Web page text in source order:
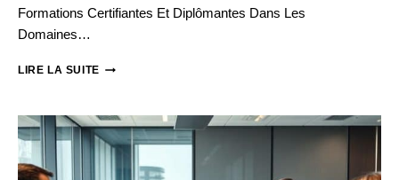
Formations Certifiantes Et Diplômantes Dans Les
Domaines…
LIRE LA SUITEOPCO
FINANCER
LES
FORMATIONS
DIGITALES